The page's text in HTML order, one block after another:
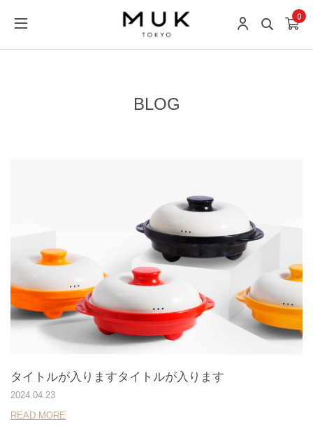
0
BLOG
タイトルが入りますタイトルが入ります
2024.04.23
READ MORE